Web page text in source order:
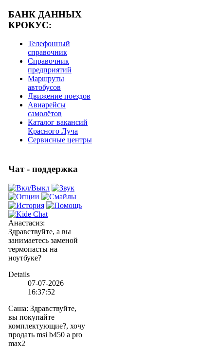
БАНК ДАННЫХ
КРОКУС:
Телефонный
справочник
Справочник
предприятий
Маршруты
автобусов
Движение поездов
Авиарейсы
самолётов
Каталог вакансий
Красного Луча
Сервисные центры
Чат - поддержка
Анастасиз:
Здравствуйте, а вы
занимаетесь заменой
термопасты на
ноутбуке?
Details
07-07-2026
16:37:52
Саша: Здравствуйте,
вы покупайте
комплектующие?, хочу
продать msi b450 a pro
max2